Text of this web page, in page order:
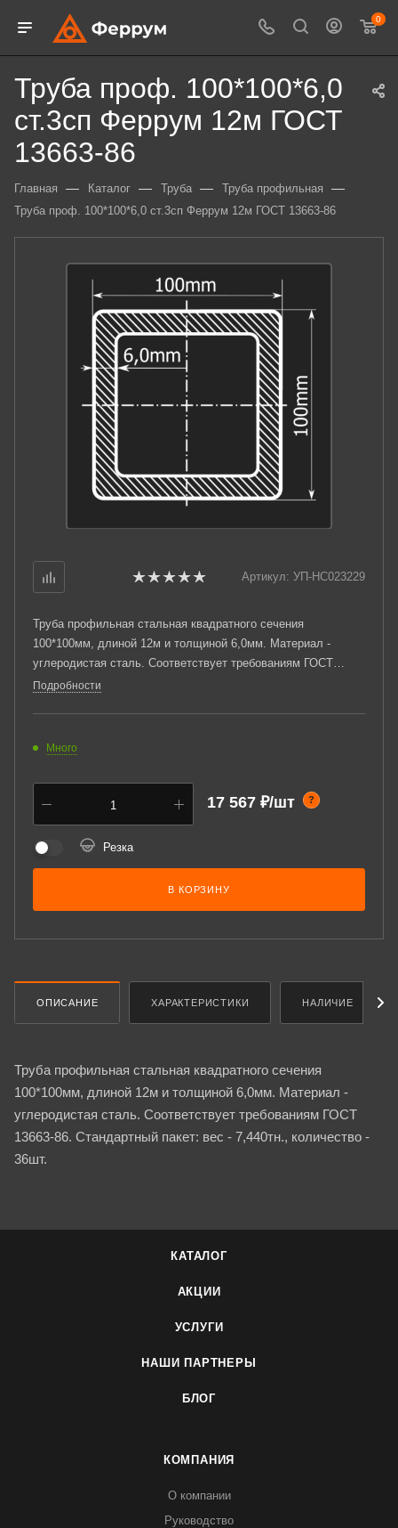
0
Труба проф. 100*100*6,0
ст.3сп Феррум 12м ГОСТ
13663-86
Главная — Каталог — Труба — Труба профильная —
Труба проф. 100*100*6,0 ст.3сп Феррум 12м ГОСТ 13663-86
Артикул: УП-НС023229
Труба профильная стальная квадратного сечения
100*100мм, длиной 12м и толщиной 6,0мм. Материал -
углеродистая сталь. Соответствует требованиям ГОСТ
13663-86. Стандартный пакет: вес - 7,440тн., количество -
Подробности
Много
17 567 ₽/шт ?
Резка
В КОРЗИНУ
ОПИСАНИЕ ХАРАКТЕРИСТИКИ НАЛИЧИЕ
Труба профильная стальная квадратного сечения
100*100мм, длиной 12м и толщиной 6,0мм. Материал -
углеродистая сталь. Соответствует требованиям ГОСТ
13663-86. Стандартный пакет: вес - 7,440тн., количество -
36шт.
КАТАЛОГ
АКЦИИ
УСЛУГИ
НАШИ ПАРТНЕРЫ
БЛОГ
КОМПАНИЯ
О компании
Руководство